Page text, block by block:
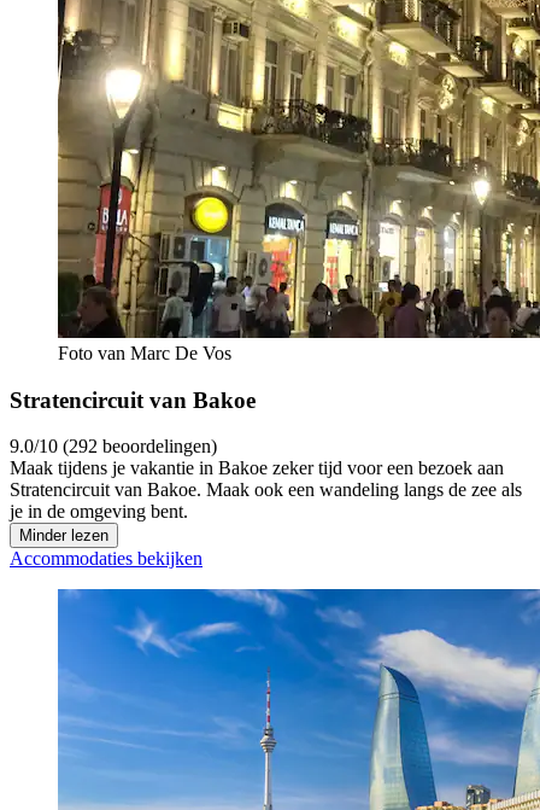
Foto van Marc De Vos
Stratencircuit van Bakoe
9.0/10 (292 beoordelingen)
Maak tijdens je vakantie in Bakoe zeker tijd voor een bezoek aan
Stratencircuit van Bakoe. Maak ook een wandeling langs de zee als
je in de omgeving bent.
Minder lezen
Accommodaties bekijken